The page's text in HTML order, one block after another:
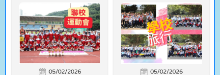
05/02/2026 05/02/2026